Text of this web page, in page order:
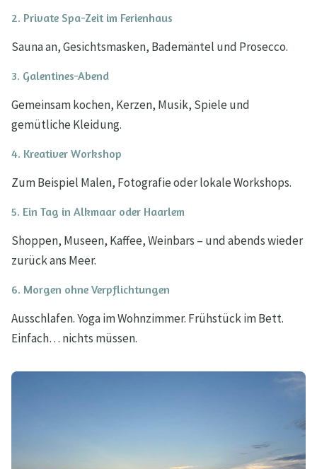
2. Private Spa-Zeit im Ferienhaus
Sauna an, Gesichtsmasken, Bademäntel und Prosecco.
3. Galentines-Abend
Gemeinsam kochen, Kerzen, Musik, Spiele und
gemütliche Kleidung.
4. Kreativer Workshop
Zum Beispiel Malen, Fotografie oder lokale Workshops.
5. Ein Tag in Alkmaar oder Haarlem
Shoppen, Museen, Kaffee, Weinbars – und abends wieder
zurück ans Meer.
6. Morgen ohne Verpflichtungen
Ausschlafen. Yoga im Wohnzimmer. Frühstück im Bett.
Einfach… nichts müssen.